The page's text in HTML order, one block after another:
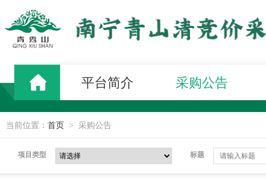
平台简介 采购公告
当前位置： 首页 > 采购公告
项目类型 标题